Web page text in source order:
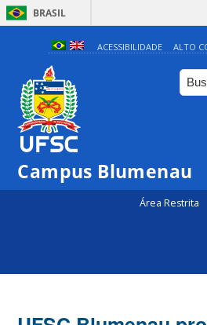
BRASIL
ACESSIBILIDADE ALTO
Campus Blumenau
Área Restrita